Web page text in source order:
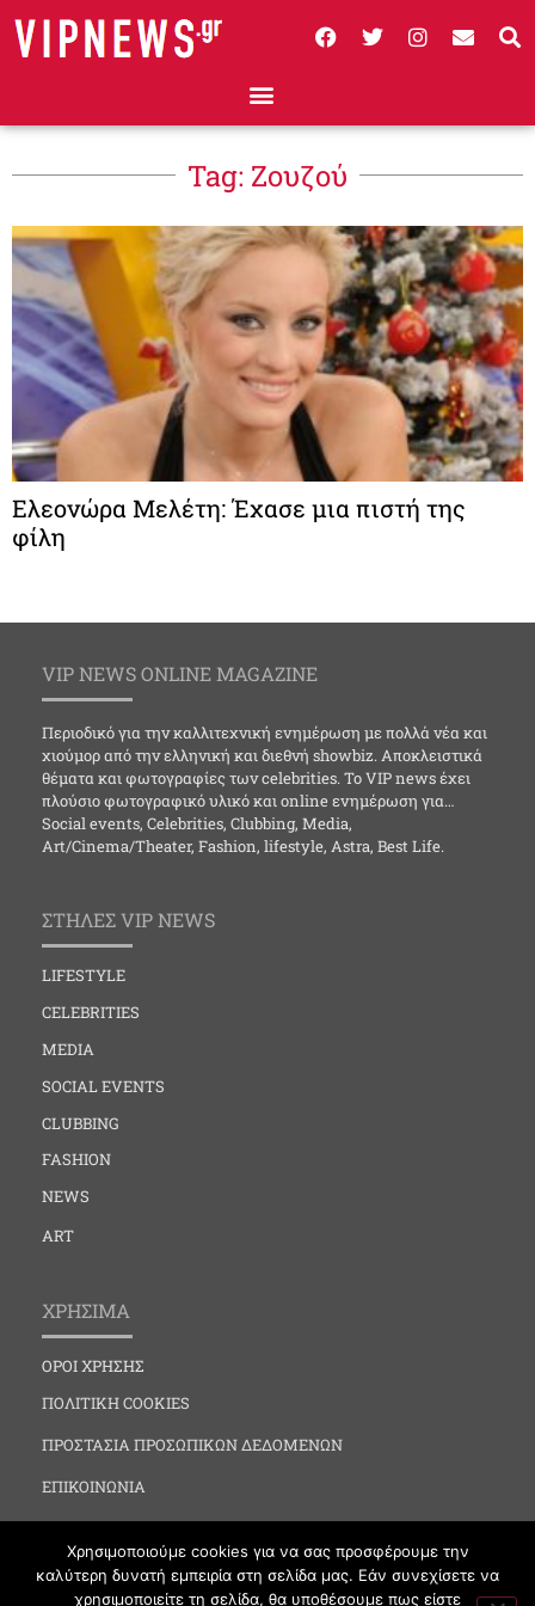
Tag: Ζουζού
Ελεονώρα Μελέτη: Έχασε μια πιστή της
φίλη
VIP NEWS ONLINE MAGAZINE
Περιοδικό για την καλλιτεχνική ενημέρωση με πολλά νέα και
χιούμορ από την ελληνική και διεθνή showbiz. Αποκλειστικά
θέματα και φωτογραφίες των celebrities. Το VIP news έχει
πλούσιο φωτογραφικό υλικό και online ενημέρωση για…
Social events, Celebrities, Clubbing, Media,
Art/Cinema/Theater, Fashion, lifestyle, Astra, Best Life.
ΣΤΗΛΕΣ VIP NEWS
LIFESTYLE
CELEBRITIES
MEDIA
SOCIAL EVENTS
CLUBBING
FASHION
NEWS
ART
ΧΡΗΣΙΜΑ
ΟΡΟΙ ΧΡΗΣΗΣ
ΠΟΛΙΤΙΚΗ COOKIES
ΠΡΟΣΤΑΣΙΑ ΠΡΟΣΩΠΙΚΩΝ ΔΕΔΟΜΕΝΩΝ
ΕΠΙΚΟΙΝΩΝΙΑ
Χρησιμοποιούμε cookies για να σας προσφέρουμε την
καλύτερη δυνατή εμπειρία στη σελίδα μας. Εάν συνεχίσετε να
χρησιμοποιείτε τη σελίδα, θα υποθέσουμε πως είστε